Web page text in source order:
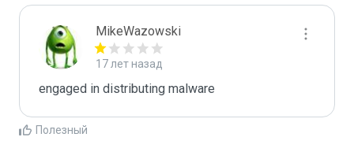
MikeWazowski
17 лет назад
engaged in distributing malware
Полезный